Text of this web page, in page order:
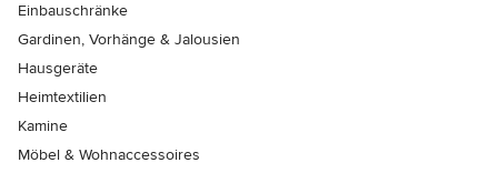
Einbauschränke
Gardinen, Vorhänge & Jalousien
Hausgeräte
Heimtextilien
Kamine
Möbel & Wohnaccessoires